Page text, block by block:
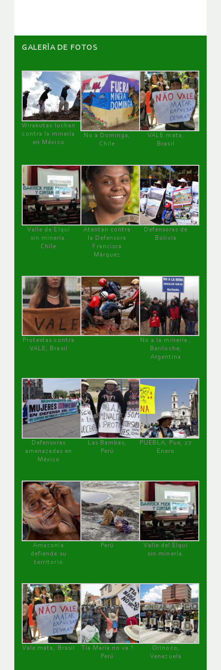
GALERÌA DE FOTOS
Wirakutas luchan
contra la minería
en México
No a Dominga,
Chile
VALE mata,
Brasil
Valle de Elqui
sin minería.
Chile
Atentan contra
la Defensora
Francisca
Márquez
Defensoras de
Bolivia
Protestas contra
VALE, Brasil
No a la minería ,
Bariloche,
Argentina
Defensoras
amenazadas en
México
Las Bambas,
Perú
PUEBLA, Pue, 27
Enero
Amazonía
defiende su
territorio
Perú
Valle del Elqui
sin minería.
Vale mata, Brasil
Tía María no va !
Perú
Orinoco,
Venezuela